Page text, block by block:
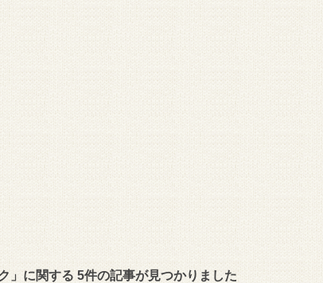
」に関する 5件の記事が見つかりました